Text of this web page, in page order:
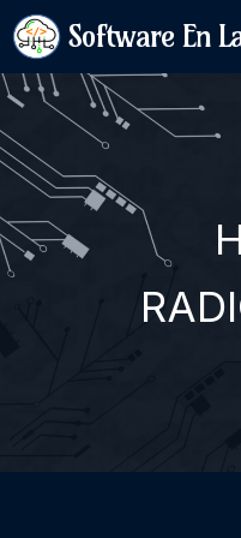
Software En